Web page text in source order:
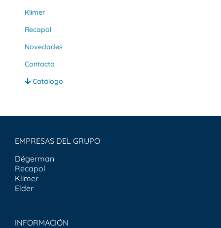
Klimer
Recapol
Novedades
Contacto
Catálogo
EMPRESAS DEL GRUPO
Dégerman
Recapol
Klimer
Elder
INFORMACIÓN